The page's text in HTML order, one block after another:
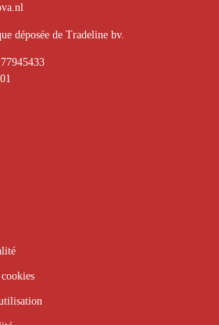
déposée de Tradeline bv.